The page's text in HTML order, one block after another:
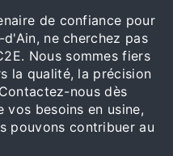
de confiance pour
ne cherchez pas
Nous sommes fiers
la qualité, la précision
nous dès
besoins en usine,
pouvons contribuer au